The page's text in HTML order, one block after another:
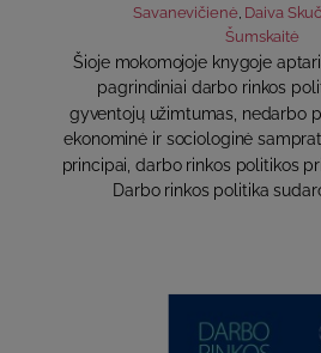
Savanevičienė, Daiva
Šumskaitė
Šioje mokomojoje knygoje
pagrindiniai darbo rinkos
gyventojų užimtumas, nedarbo
ekonominė ir sociologinė
principai, darbo rinkos politikos
Darbo rinkos politika